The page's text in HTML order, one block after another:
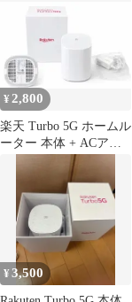
¥ 2,800
楽天 Turbo 5G ホームル
ーター 本体 + ACアダ
プター付き 美品
¥3,500